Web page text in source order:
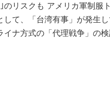
のリスクも アメリカ軍制服
て、「台湾有事」が発生
イナ方式の「代理戦争」の